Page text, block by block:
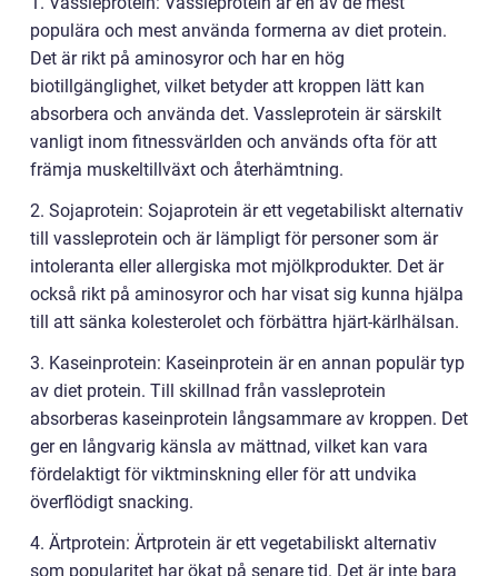
populära och mest använda formerna av diet protein.
Det är rikt på aminosyror och har en hög
biotillgänglighet, vilket betyder att kroppen lätt kan
absorbera och använda det. Vassleprotein är särskilt
vanligt inom fitnessvärlden och används ofta för att
främja muskeltillväxt och återhämtning.
2. Sojaprotein: Sojaprotein är ett vegetabiliskt alternativ
till vassleprotein och är lämpligt för personer som är
intoleranta eller allergiska mot mjölkprodukter. Det är
också rikt på aminosyror och har visat sig kunna hjälpa
till att sänka kolesterolet och förbättra hjärt-kärlhälsan.
3. Kaseinprotein: Kaseinprotein är en annan populär typ
av diet protein. Till skillnad från vassleprotein
absorberas kaseinprotein långsammare av kroppen. Det
ger en långvarig känsla av mättnad, vilket kan vara
fördelaktigt för viktminskning eller för att undvika
överflödigt snacking.
4. Ärtprotein: Ärtprotein är ett vegetabiliskt alternativ
som popularitet har ökat på senare tid. Det är inte bara